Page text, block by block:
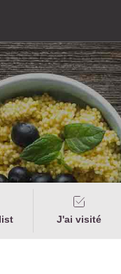
J'ai visité